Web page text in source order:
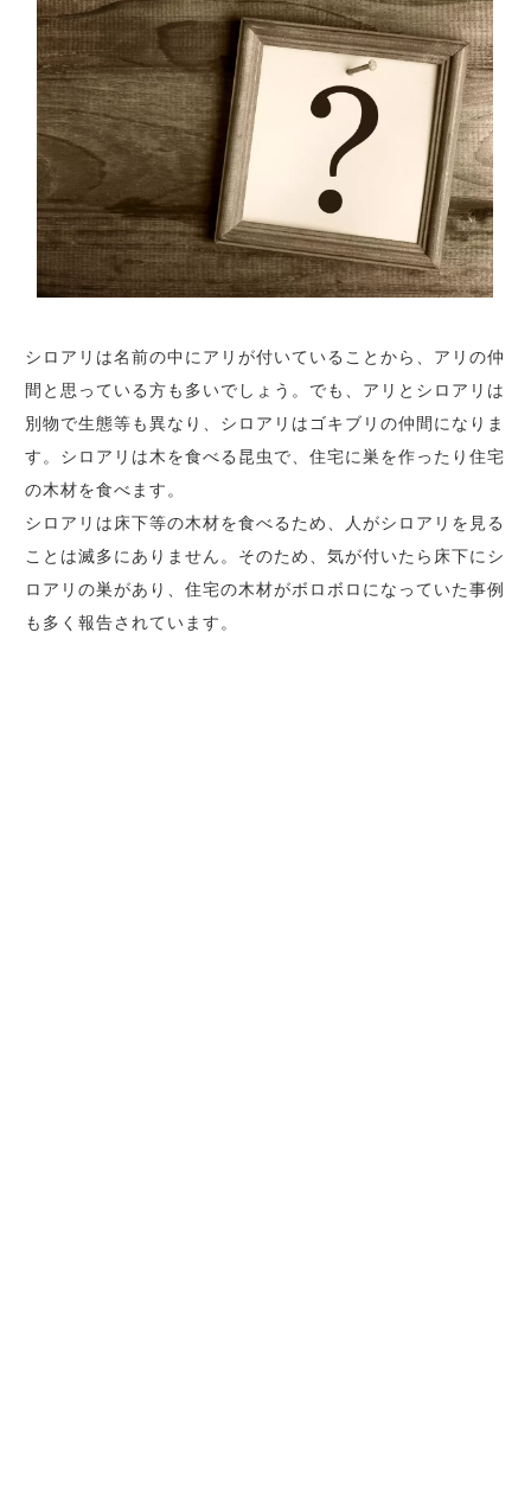
シロアリは名前の中にアリが付いていることから、アリの仲
間と思っている方も多いでしょう。でも、アリとシロアリは
別物で生態等も異なり、シロアリはゴキブリの仲間になりま
す。シロアリは木を食べる昆虫で、住宅に巣を作ったり住宅
の木材を食べます。
シロアリは床下等の木材を食べるため、人がシロアリを見る
ことは滅多にありません。そのため、気が付いたら床下にシ
ロアリの巣があり、住宅の木材がボロボロになっていた事例
も多く報告されています。